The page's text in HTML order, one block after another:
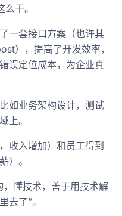
干。
一套接口方案（也许其
），提高了开发效率，
误定位成本，为企业真
如业务架构设计，测试
上。
收入增加）和员工得到
）。
懂技术，善于用技术解
去了”。